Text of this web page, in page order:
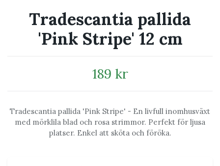
Tradescantia pallida
'Pink Stripe' 12 cm
189 kr
Tradescantia pallida 'Pink Stripe' - En livfull inomhusväxt
med mörklila blad och rosa strimmor. Perfekt för ljusa
platser. Enkel att sköta och föröka.